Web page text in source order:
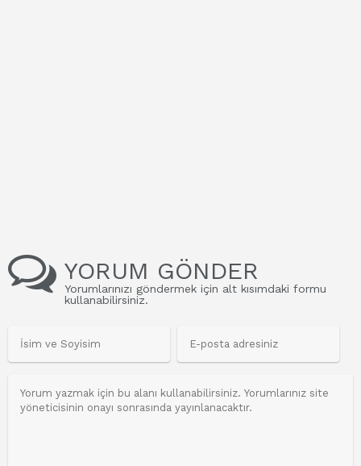
YORUM GÖNDER
Yorumlarınızı göndermek için alt kısımdaki formu
kullanabilirsiniz.